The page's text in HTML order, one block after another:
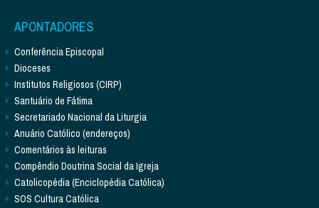
APONTADORES
Conferência Episcopal
Dioceses
Institutos Religiosos (CIRP)
Santuário de Fátima
Secretariado Nacional da Liturgia
Anuário Católico (endereços)
Comentários às leituras
Compêndio Doutrina Social da Igreja
Catolicopédia (Enciclopédia Católica)
SOS Cultura Católica